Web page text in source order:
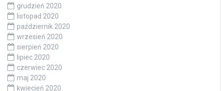
grudzień 2020
listopad 2020
październik 2020
wrzesień 2020
sierpień 2020
lipiec 2020
czerwiec 2020
maj 2020
kwiecień 2020